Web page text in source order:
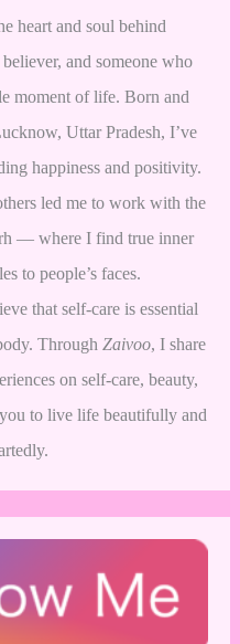
heart and soul behind
believer, and someone who
moment of life. Born and
Uttar Pradesh, I’ve
happiness and positivity.
led me to work with the
— where I find true inner
to people’s faces.
that self-care is essential
Through Zaivoo, I share
on self-care, beauty,
to live life beautifully and